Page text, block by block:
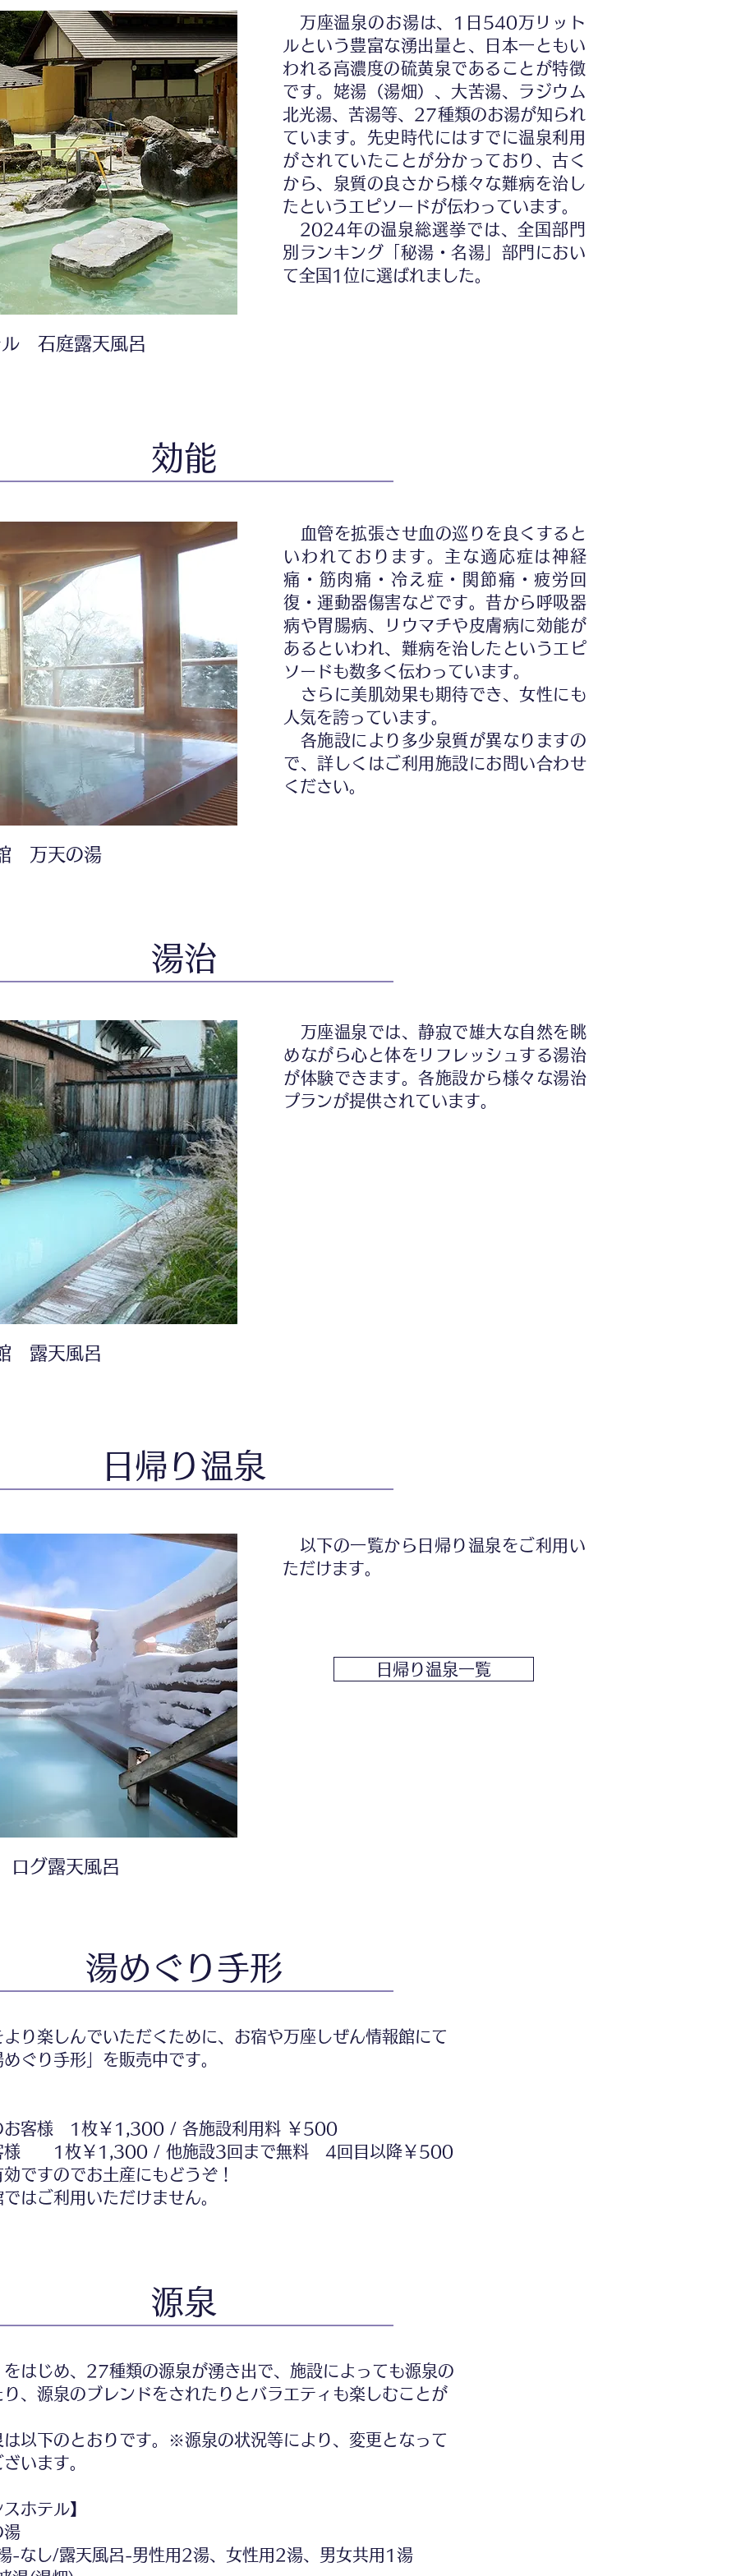
万座温泉のお湯は、1日540万リット
ルという豊富な湧出量と、日本一ともい
われる高濃度の硫黄泉であることが特徴
です。姥湯（湯畑）、大苦湯、ラジウム
北光湯、苦湯等、27種類のお湯が知られ
ています。先史時代にはすでに温泉利用
がされていたことが分かっており、古く
から、泉質の良さから様々な難病を治し
たというエピソードが伝わっています。
2024年の温泉総選挙では、全国部門
別ランキング「秘湯・名湯」部門におい
て全国1位に選ばれました。
ル 石庭露天風呂
効能
血管を拡張させ血の巡りを良くすると
いわれております。主な適応症は神経
痛・筋肉痛・冷え症・関節痛・疲労回
復・運動器傷害などです。昔から呼吸器
病や胃腸病、リウマチや皮膚病に効能が
あるといわれ、難病を治したというエピ
ソードも数多く伝わっています。
さらに美肌効果も期待でき、女性にも
人気を誇っています。
各施設により多少泉質が異なりますの
で、詳しくはご利用施設にお問い合わせ
ください。
万天の湯
湯治
万座温泉では、静寂で雄大な自然を眺
めながら心と体をリフレッシュする湯治
が体験できます。各施設から様々な湯治
プランが提供されています。
露天風呂
日帰り温泉
以下の一覧から日帰り温泉をご利用い
ただけます。
日帰り温泉一覧
グ露天風呂
湯めぐり手形
り楽しんでいただくために、お宿や万座しぜん情報館にて
ぐり手形」を販売中です。
お客様 1枚￥1,300 / 各施設利用料 ￥500
様 1枚￥1,300 / 他施設3回まで無料 4回目以降￥500
ですのでお土産にもどうぞ！
はご利用いただけません。
源泉
はじめ、27種類の源泉が湧き出で、施設によっても源泉の
、源泉のブレンドをされたりとバラエティも楽しむことが
は以下のとおりです。※源泉の状況等により、変更となって
います。
ホテル】
湯
なし/露天風呂-男性用2湯、女性用2湯、男女共用1湯